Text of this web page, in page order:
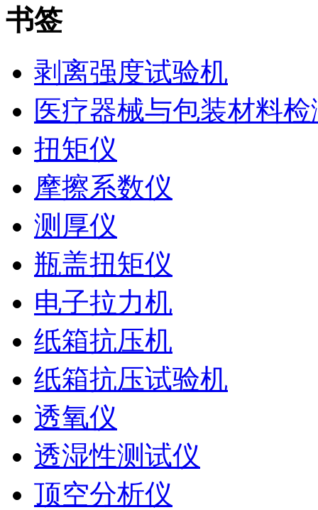
书签
剥离强度试验机
医疗器械与包装材料检
扭矩仪
摩擦系数仪
测厚仪
瓶盖扭矩仪
电子拉力机
纸箱抗压机
纸箱抗压试验机
透氧仪
透湿性测试仪
顶空分析仪